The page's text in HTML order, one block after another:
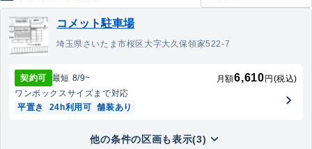
コメット駐車場
埼玉県さいたま市桜区大字大久保領家522-7
契約可 最短 8/9~ 月額6,610 円(税込)
ワンボックスサイズまで対応
平置き
24h利用可 舗装あり
他の条件の区画も表示(3)